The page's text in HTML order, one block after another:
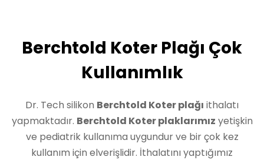
Berchtold Koter Plağı Çok
Kullanımlık
Dr. Tech silikon Berchtold Koter plağı ithalatı
yapmaktadır. Berchtold Koter plaklarımız yetişkin
ve pediatrik kullanıma uygundur ve bir çok kez
kullanım için elverişlidir. İthalatını yaptığımız